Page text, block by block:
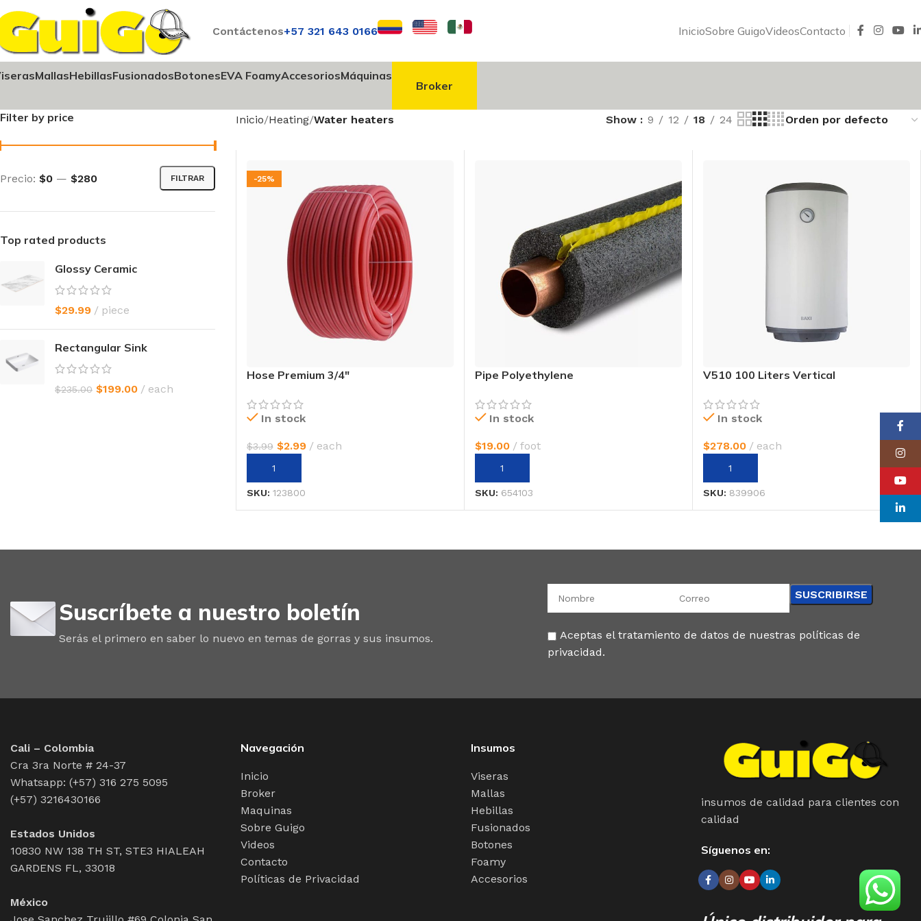
Contáctenos+57 321 643 0166 InicioSobre GuigoVideosContacto
MallasHebillasFusionadosBotonesEVA FoamyAccesoriosMáquinas
Broker
Filter by price
FILTRAR
Precio: $0 — $280
Top rated products
Glossy Ceramic
$29.99 piece
Rectangular Sink
$235.00 $199.00 each
Inicio Heating Water heaters Show 9 12 18 24
-25%
Hose Premium 3/4″
In stock
$3.99 $2.99 each
AÑADIR AL CARRITO
SKU: 123800
Pipe Polyethylene
In stock
$19.00 foot
AÑADIR AL CARRITO
SKU: 654103
V510 100 Liters Vertical
In stock
$278.00 each
AÑADIR AL CARRITO
SKU: 839906
Suscríbete a nuestro boletín
Serás el primero en saber lo nuevo en temas de gorras y sus insumos.
Aceptas el tratamiento de datos de nuestras políticas de
privacidad.
Cali – Colombia
Cra 3ra Norte # 24-37
Whatsapp: (+57) 316 275 5095
(+57) 3216430166
Estados Unidos
10830 NW 138 TH ST, STE3 HIALEAH
GARDENS FL, 33018
México
Navegación
Inicio
Broker
Maquinas
Sobre Guigo
Videos
Contacto
Políticas de Privacidad
Insumos
Viseras
Mallas
Hebillas
Fusionados
Botones
Foamy
Accesorios
insumos de calidad para clientes con
calidad
Síguenos en:
YouTube
linkedin